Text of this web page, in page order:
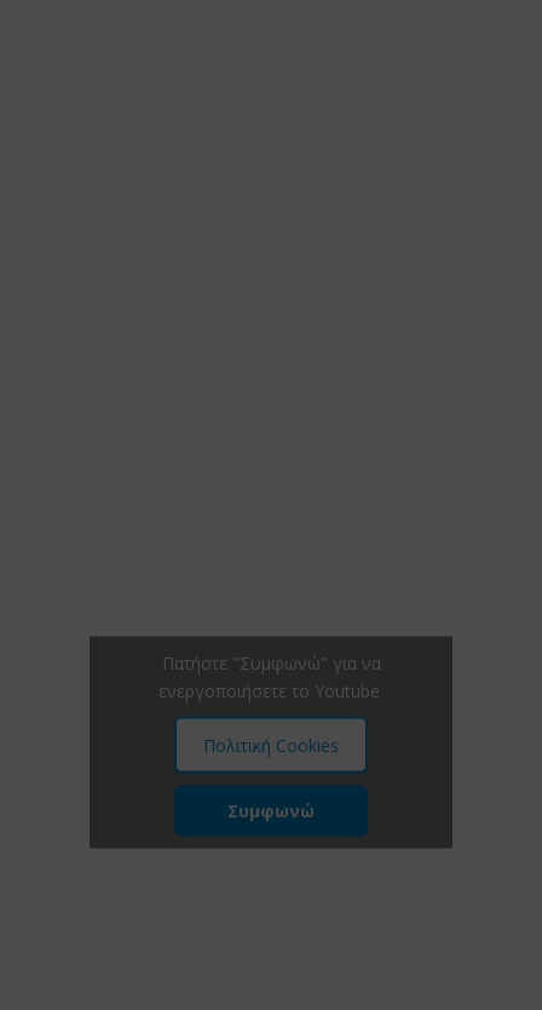
Πατήστε "Συμφωνώ" για να
ενεργοποιήσετε το Youtube
Πολιτική Cookies
Συμφωνώ